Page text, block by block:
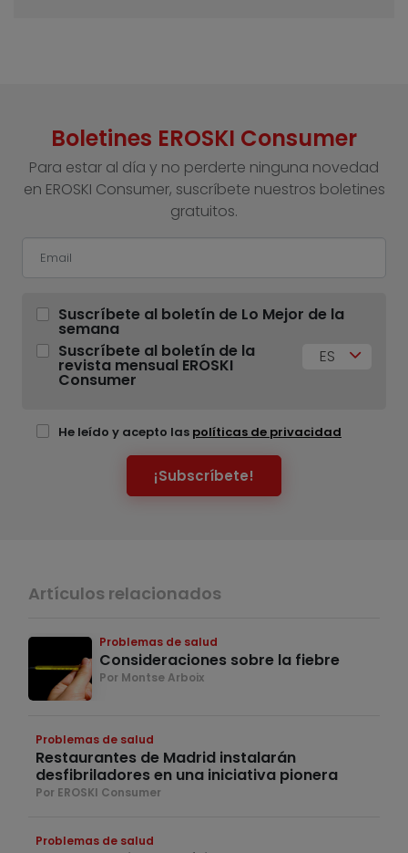
Boletines EROSKI Consumer
Para estar al día y no perderte ninguna novedad
en EROSKI Consumer, suscríbete nuestros boletines
gratuitos.
Suscríbete al boletín de Lo Mejor de la
semana
Suscríbete al boletín de la
revista mensual EROSKI
Consumer
ES
He leído y acepto las políticas de privacidad
¡Subscríbete!
Artículos relacionados
Problemas de salud
Consideraciones sobre la fiebre
Por Montse Arboix
Problemas de salud
Restaurantes de Madrid instalarán
desfibriladores en una iniciativa pionera
Por EROSKI Consumer
Problemas de salud